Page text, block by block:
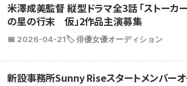
米澤成美監督 縦型ドラマ全3話 「ストーカ
の星の行末 仮」2作品主演募集
📅 2026-04-21🏷️ 俳優女優オーディション
新設事務所Sunny Riseスタートメンバーオ